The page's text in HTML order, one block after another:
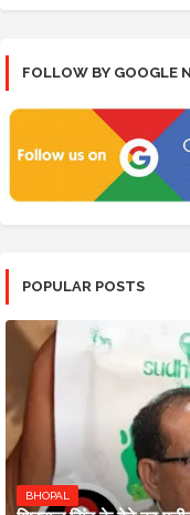
FOLLOW BY GOOGLE
POPULAR POSTS
BHOPAL